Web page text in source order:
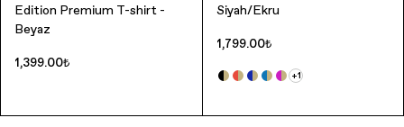
Edition Premium T-shirt -
Beyaz
1,399.00₺
Siyah/Ekru
1,799.00₺
+1